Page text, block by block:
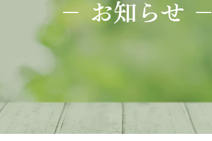
－ お知らせ －